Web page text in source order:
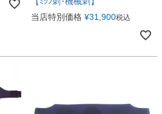
当店特別価格 ¥31,900税込